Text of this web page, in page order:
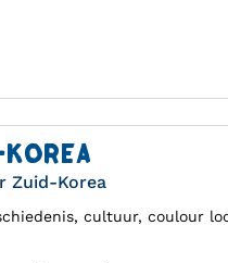
KOREA
Zuid-Korea
cultuur, coulour